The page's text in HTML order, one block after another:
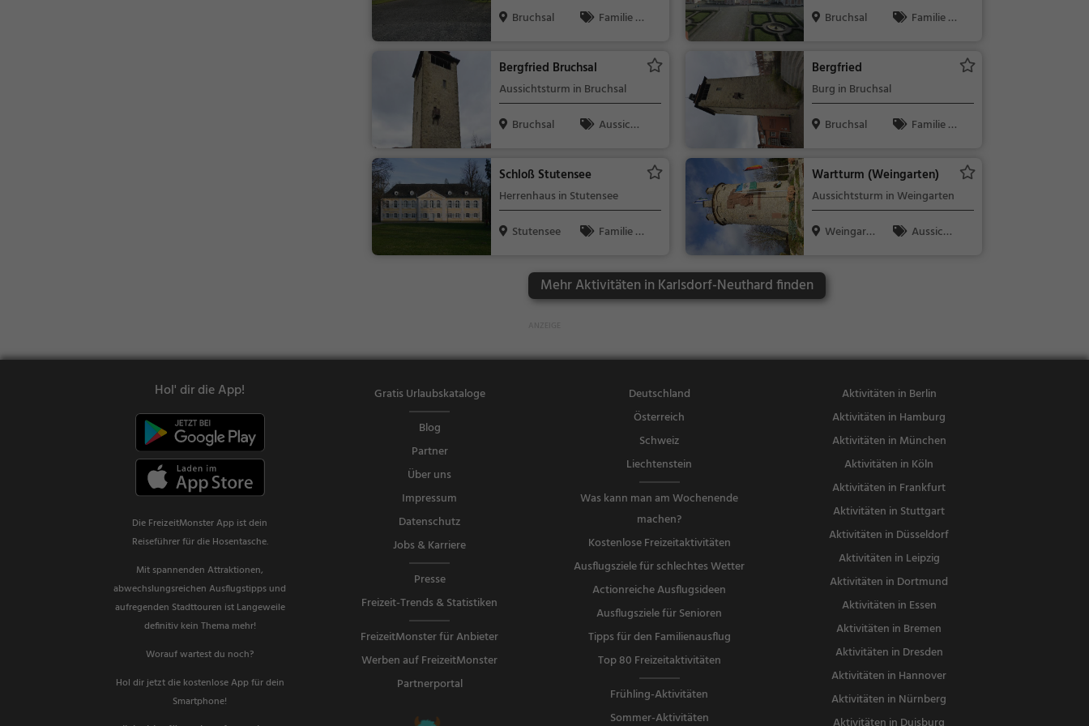
Bruchsal
Familie &
Bruchsal
Familie &
Bergfried Bruchsal
Aussichtsturm in Bruchsal
Bruchsal
Aussicht
Natur
Bergfried
Burg in Bruchsal
Bruchsal
Familie &
Schloß Stutensee
Herrenhaus in Stutensee
Stutensee
Familie &
nswürdigkeit
Wartturm (Weingarten)
Aussichtsturm in Weingarten
Weingarte
Aussicht
Mehr Aktivitäten in Karlsdorf-Neuthard finden
Hol' dir die App!
Die FreizeitMonster App ist dein
Reiseführer für die Hosentasche.
Mit spannenden Attraktionen,
abwechslungsreichen Ausflugstipps und
aufregenden Stadttouren ist Langeweile
definitiv kein Thema mehr!
Worauf wartest du noch?
Hol dir jetzt die kostenlose App für dein
Smartphone!
Gratis Urlaubskataloge
Blog
Partner
Über uns
Impressum
Datenschutz
Jobs & Karriere
Presse
Freizeit-Trends & Statistiken
FreizeitMonster für Anbieter
Werben auf FreizeitMonster
Partnerportal
Deutschland
Österreich
Schweiz
Liechtenstein
Was kann man am Wochenende
machen?
Kostenlose Freizeitaktivitäten
Ausflugsziele für schlechtes Wetter
Actionreiche Ausflugsideen
Ausflugsziele für Senioren
Tipps für den Familienausflug
Top 80 Freizeitaktivitäten
Frühling-Aktivitäten
Sommer-Aktivitäten
Aktivitäten in Berlin
Aktivitäten in Hamburg
Aktivitäten in München
Aktivitäten in Köln
Aktivitäten in Frankfurt
Aktivitäten in Stuttgart
Aktivitäten in Düsseldorf
Aktivitäten in Leipzig
Aktivitäten in Dortmund
Aktivitäten in Essen
Aktivitäten in Bremen
Aktivitäten in Dresden
Aktivitäten in Hannover
Aktivitäten in Nürnberg